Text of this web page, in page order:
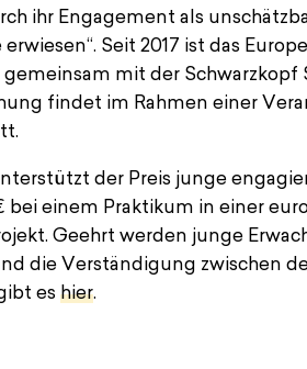
ihr Engagement als
Seit 2017 ist das
mit der Schwarzkopf
findet im Rahmen einer
der Preis junge
bei einem Praktikum in einer
Geehrt werden junge
die Verständigung zwischen
es hier.